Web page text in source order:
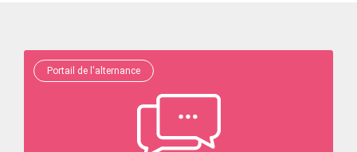
Portail de l'alternance